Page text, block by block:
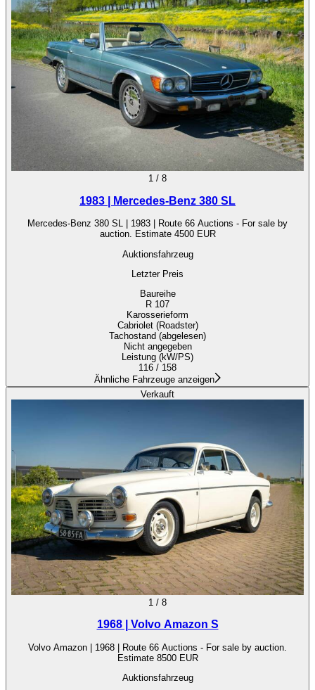
1 / 8
1983 | Mercedes-Benz 380 SL
Mercedes-Benz 380 SL | 1983 | Route 66 Auctions - For sale by
auction. Estimate 4500 EUR
Auktionsfahrzeug
Letzter Preis
Baureihe
R 107
Karosserieform
Cabriolet (Roadster)
Tachostand (abgelesen)
Nicht angegeben
Leistung (kW/PS)
116 / 158
Ähnliche Fahrzeuge anzeigen
Verkauft
1 / 8
1968 | Volvo Amazon S
Volvo Amazon | 1968 | Route 66 Auctions - For sale by auction.
Estimate 8500 EUR
Auktionsfahrzeug